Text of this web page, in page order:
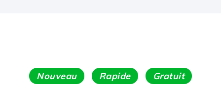
Nouveau Rapide Gratuit